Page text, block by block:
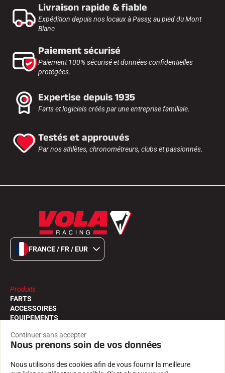
Livraison rapide & fiable
Expédition depuis nos locaux à Passy, au pied du Mont
Blanc
Paiement sécurisé
Paiement 100% sécurisé et données confidentielles
protégées.
Expertise depuis 1935
Farts et logiciels créés par une entreprise familiale.
Testés et approuvés
Par nos athlètes, chronométreurs, clubs et passionnés.
FRANCE / FR / EUR
Produits
FARTS
ACCESSOIRES
EQUIPEMENTS
CHRONOMÉTRAGE
LOGICIELS
Services
Continuer sans accepter
Nous prenons soin de vos données
Nous utilisons des cookies afin de vous fournir la meilleure